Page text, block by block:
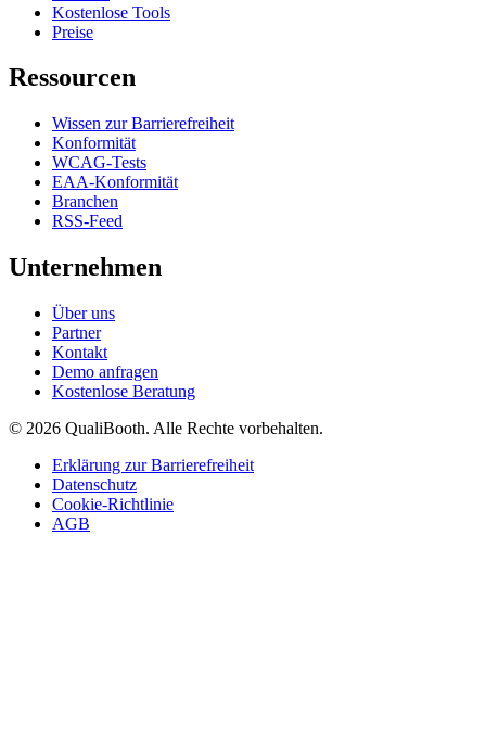
Kostenlose Tools
Preise
Ressourcen
Wissen zur Barrierefreiheit
Konformität
WCAG-Tests
EAA-Konformität
Branchen
RSS-Feed
Unternehmen
Über uns
Partner
Kontakt
Demo anfragen
Kostenlose Beratung
© 2026 QualiBooth. Alle Rechte vorbehalten.
Erklärung zur Barrierefreiheit
Datenschutz
Cookie-Richtlinie
AGB